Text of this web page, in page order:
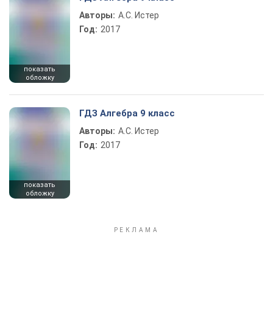
показать
обложку
Авторы: А.С. Истер
Год: 2017
показать
обложку
ГДЗ Алгебра 9 класс
Авторы: А.С. Истер
Год: 2017